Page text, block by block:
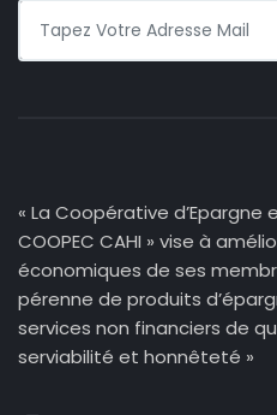
« La Coopérative d’Epargne
COOPEC CAHI » vise à
économiques de ses
pérenne de produits
services non financiers de
serviabilité et honnêteté »